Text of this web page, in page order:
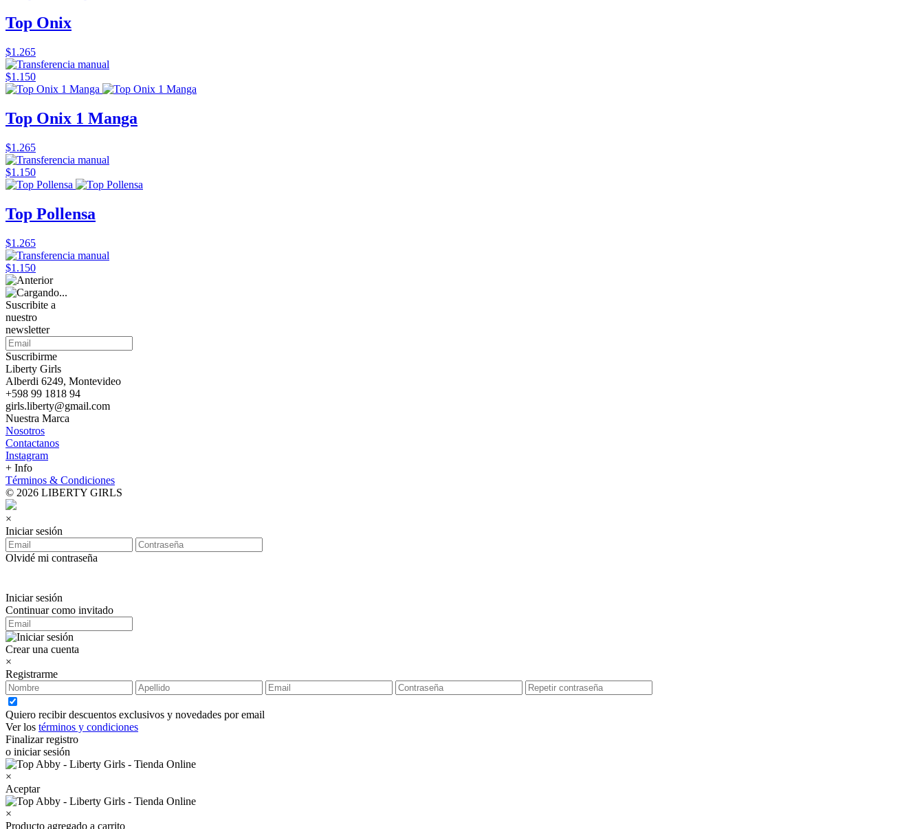
Top Onix
$1.265
$1.150
Top Onix 1 Manga
$1.265
$1.150
Top Pollensa
$1.265
$1.150
Suscribite a
nuestro
newsletter
Suscribirme
Liberty Girls
Alberdi 6249, Montevideo
+598 99 1818 94
girls.liberty@gmail.com
Nuestra Marca
Nosotros
Contactanos
Instagram
+ Info
Términos & Condiciones
© 2026 LIBERTY GIRLS
×
Iniciar sesión
Olvidé mi contraseña
Iniciar sesión
Continuar como invitado
Crear una cuenta
×
Registrarme
Quiero recibir descuentos exclusivos y novedades por email
Ver los términos y condiciones
Finalizar registro
o iniciar sesión
×
Aceptar
×
Producto agregado a carrito